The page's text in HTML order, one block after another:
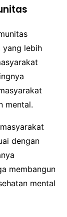
yang lebih
mental.
dengan
membangun
mental